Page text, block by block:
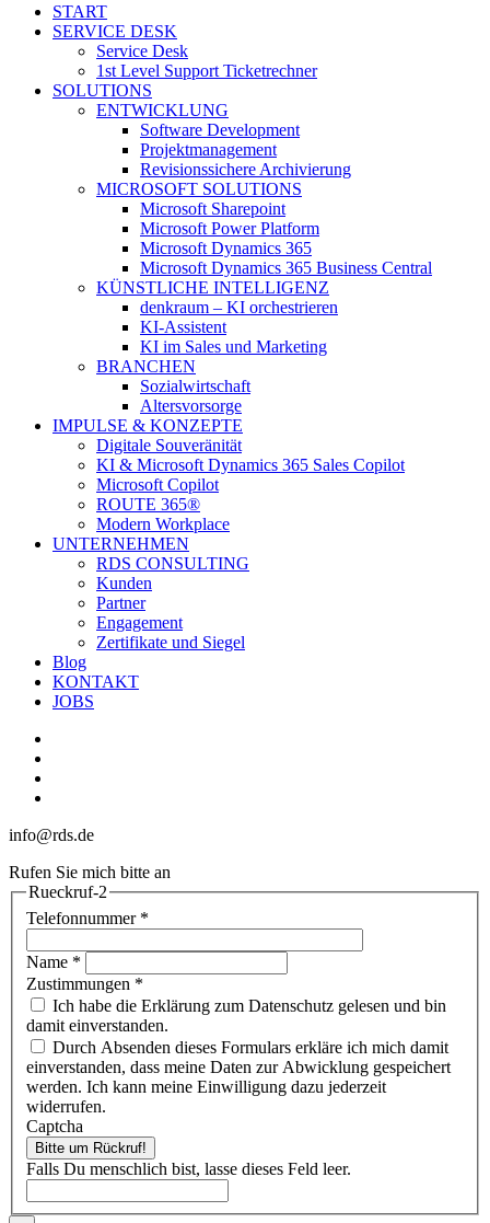
Close
Menu
START
SERVICE DESK
Service Desk
1st Level Support Ticketrechner
SOLUTIONS
ENTWICKLUNG
Software Development
Projektmanagement
Revisionssichere Archivierung
MICROSOFT SOLUTIONS
Microsoft Sharepoint
Microsoft Power Platform
Microsoft Dynamics 365
Microsoft Dynamics 365 Business Central
KÜNSTLICHE INTELLIGENZ
denkraum – KI orchestrieren
KI-Assistent
KI im Sales und Marketing
BRANCHEN
Sozialwirtschaft
Altersvorsorge
IMPULSE & KONZEPTE
Digitale Souveränität
KI & Microsoft Dynamics 365 Sales Copilot
Microsoft Copilot
ROUTE 365®
Modern Workplace
UNTERNEHMEN
RDS CONSULTING
Kunden
Partner
Engagement
Zertifikate und Siegel
Blog
KONTAKT
JOBS
info@rds.de
Rufen Sie mich bitte an
Rueckruf-2
Telefonnummer *
Name *
Zustimmungen *
Ich habe die Erklärung zum Datenschutz gelesen und bin
damit einverstanden.
Durch Absenden dieses Formulars erkläre ich mich damit
einverstanden, dass meine Daten zur Abwicklung gespeichert
werden. Ich kann meine Einwilligung dazu jederzeit
widerrufen.
Captcha
Bitte um Rückruf!
Falls Du menschlich bist, lasse dieses Feld leer.